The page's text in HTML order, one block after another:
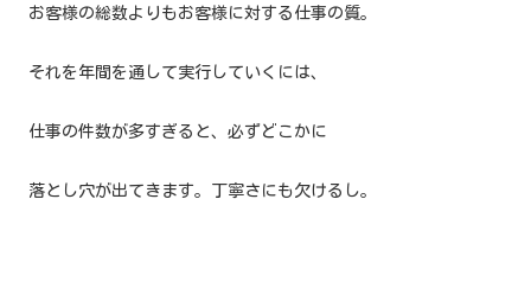
お客様の総数よりもお客様に対する仕事の質。
それを年間を通して実行していくには、
仕事の件数が多すぎると、必ずどこかに
落とし穴が出てきます。丁寧さにも欠けるし。